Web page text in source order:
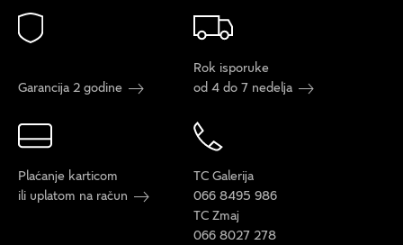
Garancija 2 godine
Rok isporuke
od 4 do 7 nedelja
Plaćanje karticom
ili uplatom na račun
TC Galerija
066 8495 986
TC Zmaj
066 8027 278